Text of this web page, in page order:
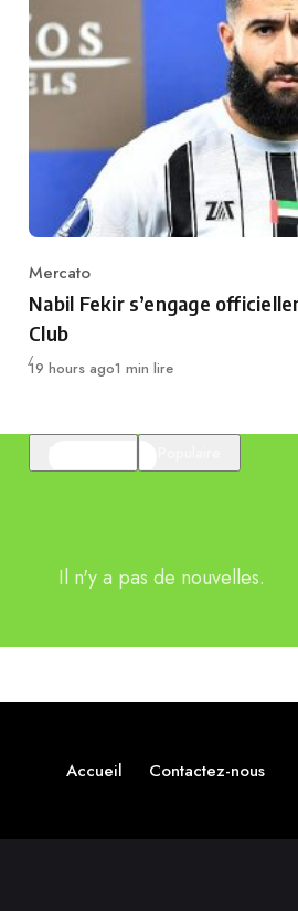
Category
Mercato
Nabil Fekir s’engage
Club
Publié
19 hours ago1 min lire
Il n'y a pas de nouvelles.
Accueil Contactez-nous